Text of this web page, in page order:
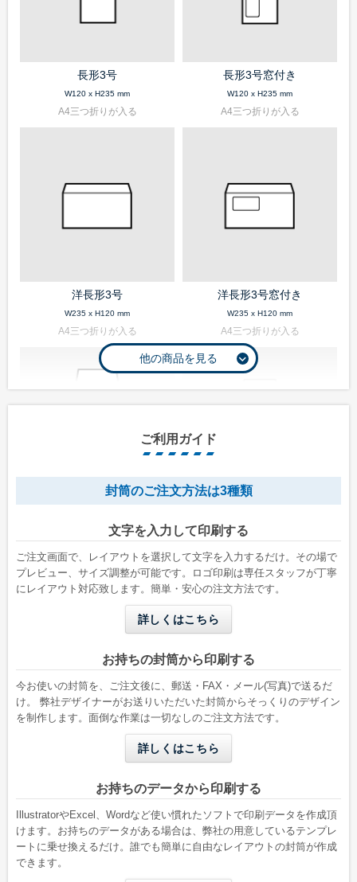
長形3号
W120 x H235 mm
A4三つ折りが入る
長形3号窓付き
W120 x H235 mm
A4三つ折りが入る
洋長形3号
W235 x H120 mm
A4三つ折りが入る
洋長形3号窓付き
W235 x H120 mm
A4三つ折りが入る
W142 x H332 mm
A4縦二つ折りが入る
W119 x H277 mm
B5縦二つ折りが入る
洋形2号タテ
ご利用ガイド
封筒のご注文方法は3種類
文字を入力して印刷する
ご注文画面で、レイアウトを選択して文字を入力するだけ。その場で
プレビュー、サイズ調整が可能です。ロゴ印刷は専任スタッフが丁寧
にレイアウト対応致します。簡単・安心の注文方法です。
詳しくはこちら
お持ちの封筒から印刷する
今お使いの封筒を、ご注文後に、郵送・FAX・メール(写真)で送るだ
け。 弊社デザイナーがお送りいただいた封筒からそっくりのデザイン
を制作します。面倒な作業は一切なしのご注文方法です。
詳しくはこちら
お持ちのデータから印刷する
IllustratorやExcel、Wordなど使い慣れたソフトで印刷データを作成頂
けます。お持ちのデータがある場合は、弊社の用意しているテンプレ
ートに乗せ換えるだけ。誰でも簡単に自由なレイアウトの封筒が作成
できます。